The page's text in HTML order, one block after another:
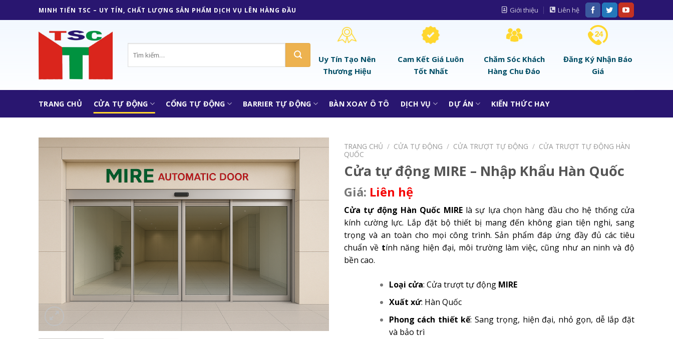
to
MINH TIẾN TSC – UY TÍN, CHẤT LƯỢNG SẢN PHẨM DỊCH VỤ LÊN HÀNG ĐẦU Giới thiệu Liên hệ
kiếm:
Uy Tín Tạo Nên
Thương Hiệu
Cam Kết Giá Luôn
Tốt Nhất
Chăm Sóc Khách
Hàng Chu Đáo
Đăng Ký Nhận Báo
Giá
TRANG CHỦ CỬA TỰ ĐỘNG CỔNG TỰ ĐỘNG BARRIER TỰ ĐỘNG BÀN XOAY Ô TÔ DỊCH VỤ DỰ ÁN KIẾN THỨC HAY
TRANG CHỦ / CỬA TỰ ĐỘNG / CỬA TRƯỢT TỰ ĐỘNG / CỬA TRƯỢT TỰ ĐỘNG HÀN
QUỐC
Cửa tự động MIRE – Nhập Khẩu Hàn Quốc
Liên hệ
Cửa tự động Hàn Quốc MIRElà sự lựa chọn hàng đầu cho hệ thống cửa
kính cường lực. Lắp đặt bộ thiết bị mang đến không gian tiện nghi, sang
trọng và an toàn cho mọi công trình. Sản phẩm đáp ứng đầy đủ các tiêu
chuẩn về tính năng hiện đại, môi trường làm việc, cũng như an ninh và độ
bền cao.
Loại cửa: Cửa trượt tự động MIRE
Xuất xứ: Hàn Quốc
Phong cách thiết kế: Sang trọng, hiện đại, nhỏ gọn, dễ lắp đặt
và bảo trì